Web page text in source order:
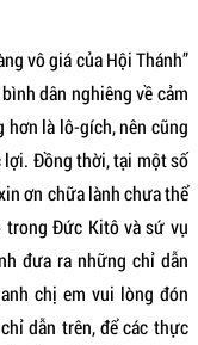
vô giá của Hội Thánh”
dân nghiêng về cảm
hơn là lô-gích, nên cũng
lợi. Đồng thời, tại một số
ơn chữa lành chưa thể
trong Đức Kitô và sứ vụ
đưa ra những chỉ dẫn
chị em vui lòng đón
dẫn trên, để các thực